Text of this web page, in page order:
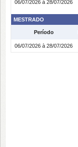
06/07/2026 à 28/07/2026
MESTRADO
Período
06/07/2026 à 28/07/2026